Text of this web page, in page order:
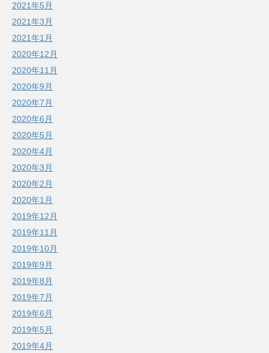
2021年5月
2021年3月
2021年1月
2020年12月
2020年11月
2020年9月
2020年7月
2020年6月
2020年5月
2020年4月
2020年3月
2020年2月
2020年1月
2019年12月
2019年11月
2019年10月
2019年9月
2019年8月
2019年7月
2019年6月
2019年5月
2019年4月